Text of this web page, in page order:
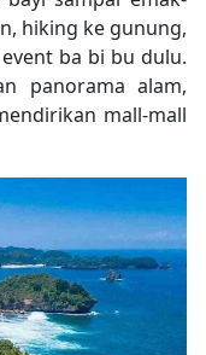
hiking ke gunung,
ba bi bu dulu.
panorama alam,
mall-mall